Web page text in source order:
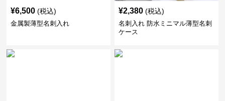
¥6,500 (税込)
金属製薄型名刺入れ
¥2,380 (税込)
名刺入れ 防水ミニマル薄型名刺
ケース